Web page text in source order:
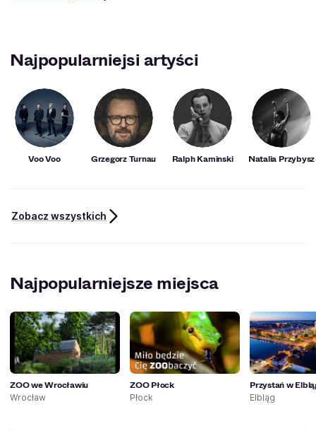
Najpopularniejsi artyści
Zobacz wszystkich
Voo Voo Grzegorz Turnau Ralph Kaminski Natalia Przybysz
Najpopularniejsze miejsca
ZOO we Wrocławiu
Wrocław
ZOO Płock
Płock
Przystań w
Elbląg